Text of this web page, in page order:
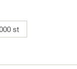
st